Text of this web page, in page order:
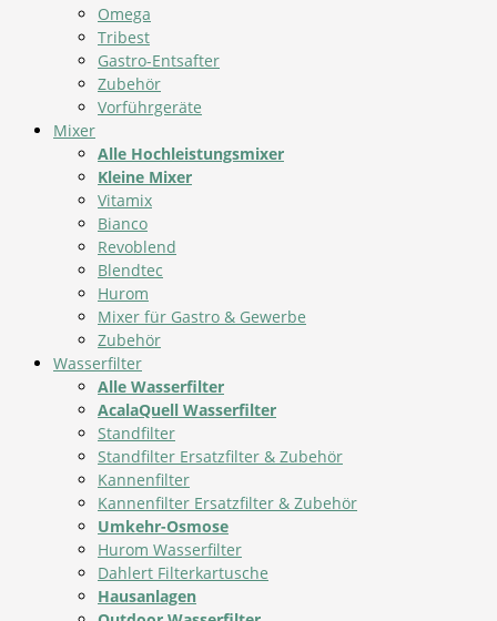
Omega
Tribest
Gastro-Entsafter
Zubehör
Vorführgeräte
Mixer
Alle Hochleistungsmixer
Kleine Mixer
Vitamix
Bianco
Revoblend
Blendtec
Hurom
Mixer für Gastro & Gewerbe
Zubehör
Wasserfilter
Alle Wasserfilter
AcalaQuell Wasserfilter
Standfilter
Standfilter Ersatzfilter & Zubehör
Kannenfilter
Kannenfilter Ersatzfilter & Zubehör
Umkehr-Osmose
Hurom Wasserfilter
Dahlert Filterkartusche
Hausanlagen